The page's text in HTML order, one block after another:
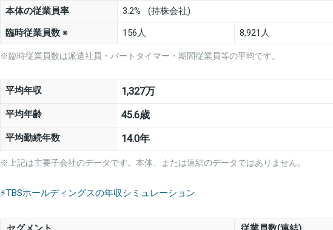
本体の従業員率
3.2% (持株会社)
臨時従業員数※ 156人 8,921人
※臨時従業員数は派遣社員・パートタイマー・期間従業員等の平均です。
平均年収 1,327万
平均年齢 45.6歳
平均勤続年数 14.0年
※上記は主要子会社のデータです。本体、または連結のデータではありません。
⚡️TBSホールディングスの年収シミュレーション